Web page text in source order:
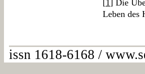
1 ] Die
Leben des
issn 1618-6168 /